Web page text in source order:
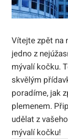
Vítejte zpět na
jedno z
mývalí kočku.
skvělým
poradíme, jak
plemenem.
udělat z
mývalí kočku!